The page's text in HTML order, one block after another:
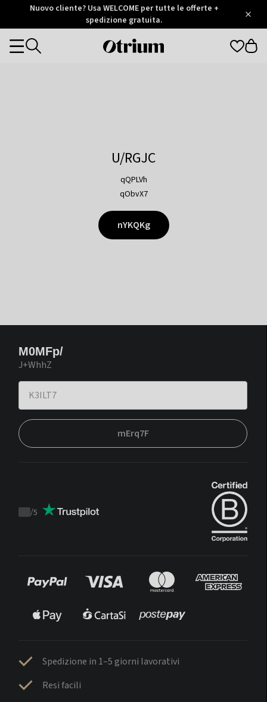
Otrium
Trustpilot
Nuovo cliente? Usa WELCOME per tutte le offerte +
spedizione gratuita.
Otrium
Categories
U/RGJC
qQPLVh
qObvX7
nYKQKg
M0MFp/
J+WhhZ
mErq7F
Trustpilot
/5
Spedizione in 1–5 giorni lavorativi
Resi facili